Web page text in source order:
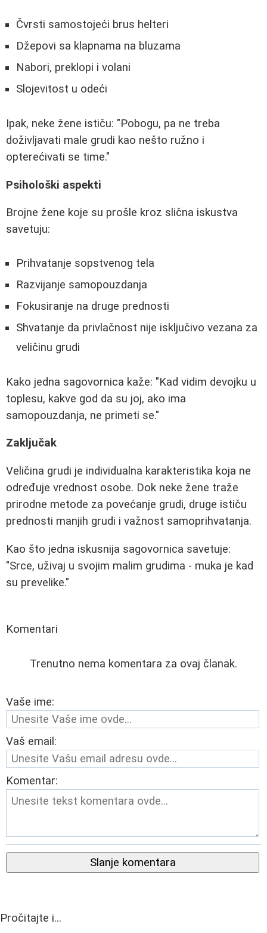
Čvrsti samostojeći brus helteri
Džepovi sa klapnama na bluzama
Nabori, preklopi i volani
Slojevitost u odeći
Ipak, neke žene ističu: "Pobogu, pa ne treba
doživljavati male grudi kao nešto ružno i
opterećivati se time."
Psihološki aspekti
Brojne žene koje su prošle kroz slična iskustva
savetuju:
Prihvatanje sopstvenog tela
Razvijanje samopouzdanja
Fokusiranje na druge prednosti
Shvatanje da privlačnost nije isključivo vezana za
veličinu grudi
Kako jedna sagovornica kaže: "Kad vidim devojku u
toplesu, kakve god da su joj, ako ima
samopouzdanja, ne primeti se."
Zaključak
Veličina grudi je individualna karakteristika koja ne
određuje vrednost osobe. Dok neke žene traže
prirodne metode za povećanje grudi, druge ističu
prednosti manjih grudi i važnost samoprihvatanja.
Kao što jedna iskusnija sagovornica savetuje:
"Srce, uživaj u svojim malim grudima - muka je kad
su prevelike."
Komentari
Trenutno nema komentara za ovaj članak.
Vaše ime:
Vaš email:
Komentar:
Slanje komentara
Pročitajte i...